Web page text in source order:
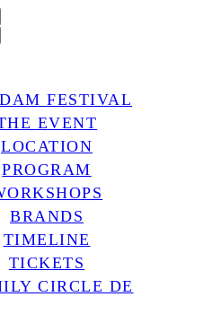
FESTIVAL
EVENT
LOCATION
PROGRAM
BRANDS
TIMELINE
TICKETS
CIRCLE DE